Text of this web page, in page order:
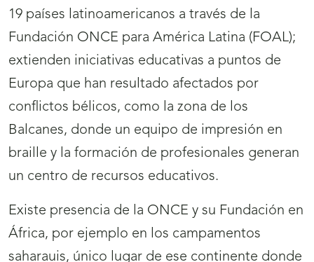
19 países latinoamericanos a través de la
Fundación ONCE para América Latina (FOAL);
extienden iniciativas educativas a puntos de
Europa que han resultado afectados por
conflictos bélicos, como la zona de los
Balcanes, donde un equipo de impresión en
braille y la formación de profesionales generan
un centro de recursos educativos.
Existe presencia de la ONCE y su Fundación en
África, por ejemplo en los campamentos
saharauis, único lugar de ese continente donde